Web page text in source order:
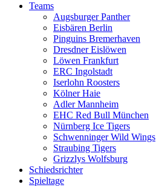
Teams
Augsburger Panther
Eisbären Berlin
Pinguins Bremerhaven
Dresdner Eislöwen
Löwen Frankfurt
ERC Ingolstadt
Iserlohn Roosters
Kölner Haie
Adler Mannheim
EHC Red Bull München
Nürnberg Ice Tigers
Schwenninger Wild Wings
Straubing Tigers
Grizzlys Wolfsburg
Schiedsrichter
Spieltage